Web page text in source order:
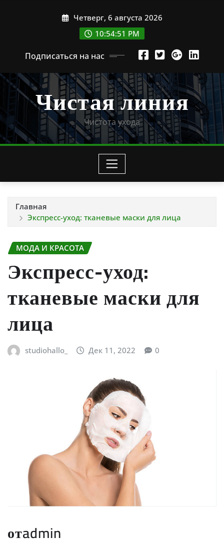
Четверг, 6 августа 2026
10:54:52 PM
Подписаться на нас
Чистая линия
Чистота ухода
Главная
Экспресс-уход: тканевые маски для лица
МОДА И КРАСОТА
Экспресс-уход:
тканевые маски для
лица
studiohallo_ Дек 11, 2022 0
отadmin